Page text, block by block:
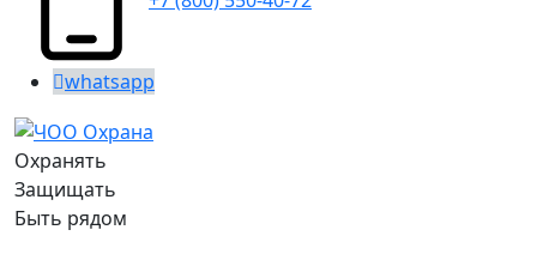
whatsapp
Охранять
Защищать
Быть рядом